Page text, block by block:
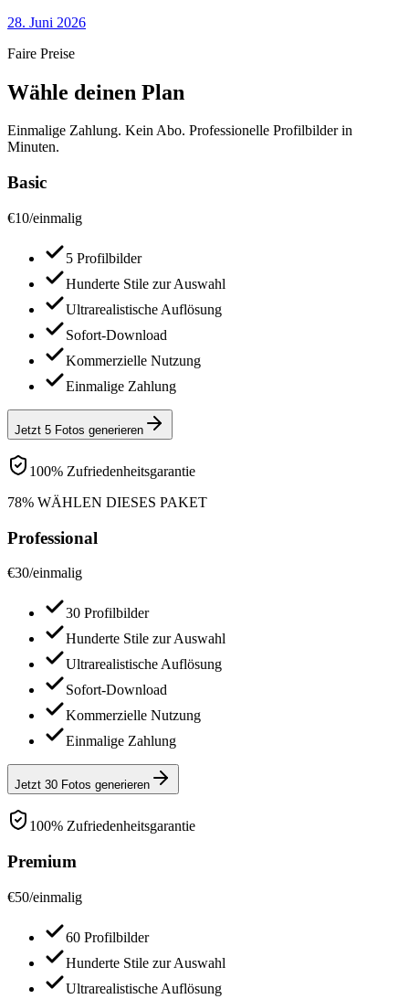
28. Juni 2026
Faire Preise
Wähle deinen Plan
Einmalige Zahlung. Kein Abo. Professionelle Profilbilder in
Minuten.
Basic
€10/einmalig
5 Profilbilder
Hunderte Stile zur Auswahl
Ultrarealistische Auflösung
Sofort-Download
Kommerzielle Nutzung
Einmalige Zahlung
Jetzt 5 Fotos generieren
100% Zufriedenheitsgarantie
78% WÄHLEN DIESES PAKET
Professional
€30/einmalig
30 Profilbilder
Hunderte Stile zur Auswahl
Ultrarealistische Auflösung
Sofort-Download
Kommerzielle Nutzung
Einmalige Zahlung
Jetzt 30 Fotos generieren
100% Zufriedenheitsgarantie
Premium
€50/einmalig
60 Profilbilder
Hunderte Stile zur Auswahl
Ultrarealistische Auflösung